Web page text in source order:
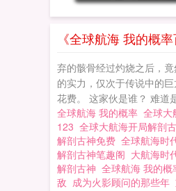
《全球航海 我的概
弃的骸骨经过灼烧之后，
的实力，仅次于传说中的
花费。 这家伙是谁？ 难道
全球航海 我的概率 全球大
123 全球大航海开局解剖
解剖古神免费 全球航海时
解剖古神笔趣阁 大航海时
解剖古神 全球航海 我的概
敌 成为火影顾问的那些年